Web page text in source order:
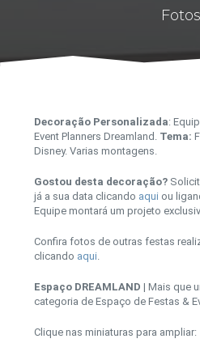
Fotos
Decoração Personalizada:
Event Planners Dreamland. Tema:
Disney. Varias montagens.
Gostou desta decoração?
já a sua data clicando aqui ou
Equipe montará um projeto
Confira fotos de outras festas
clicando aqui
Espaço DREAMLAND | Mais que
categoria de Espaço de Festas &
Clique nas miniaturas para ampliar: